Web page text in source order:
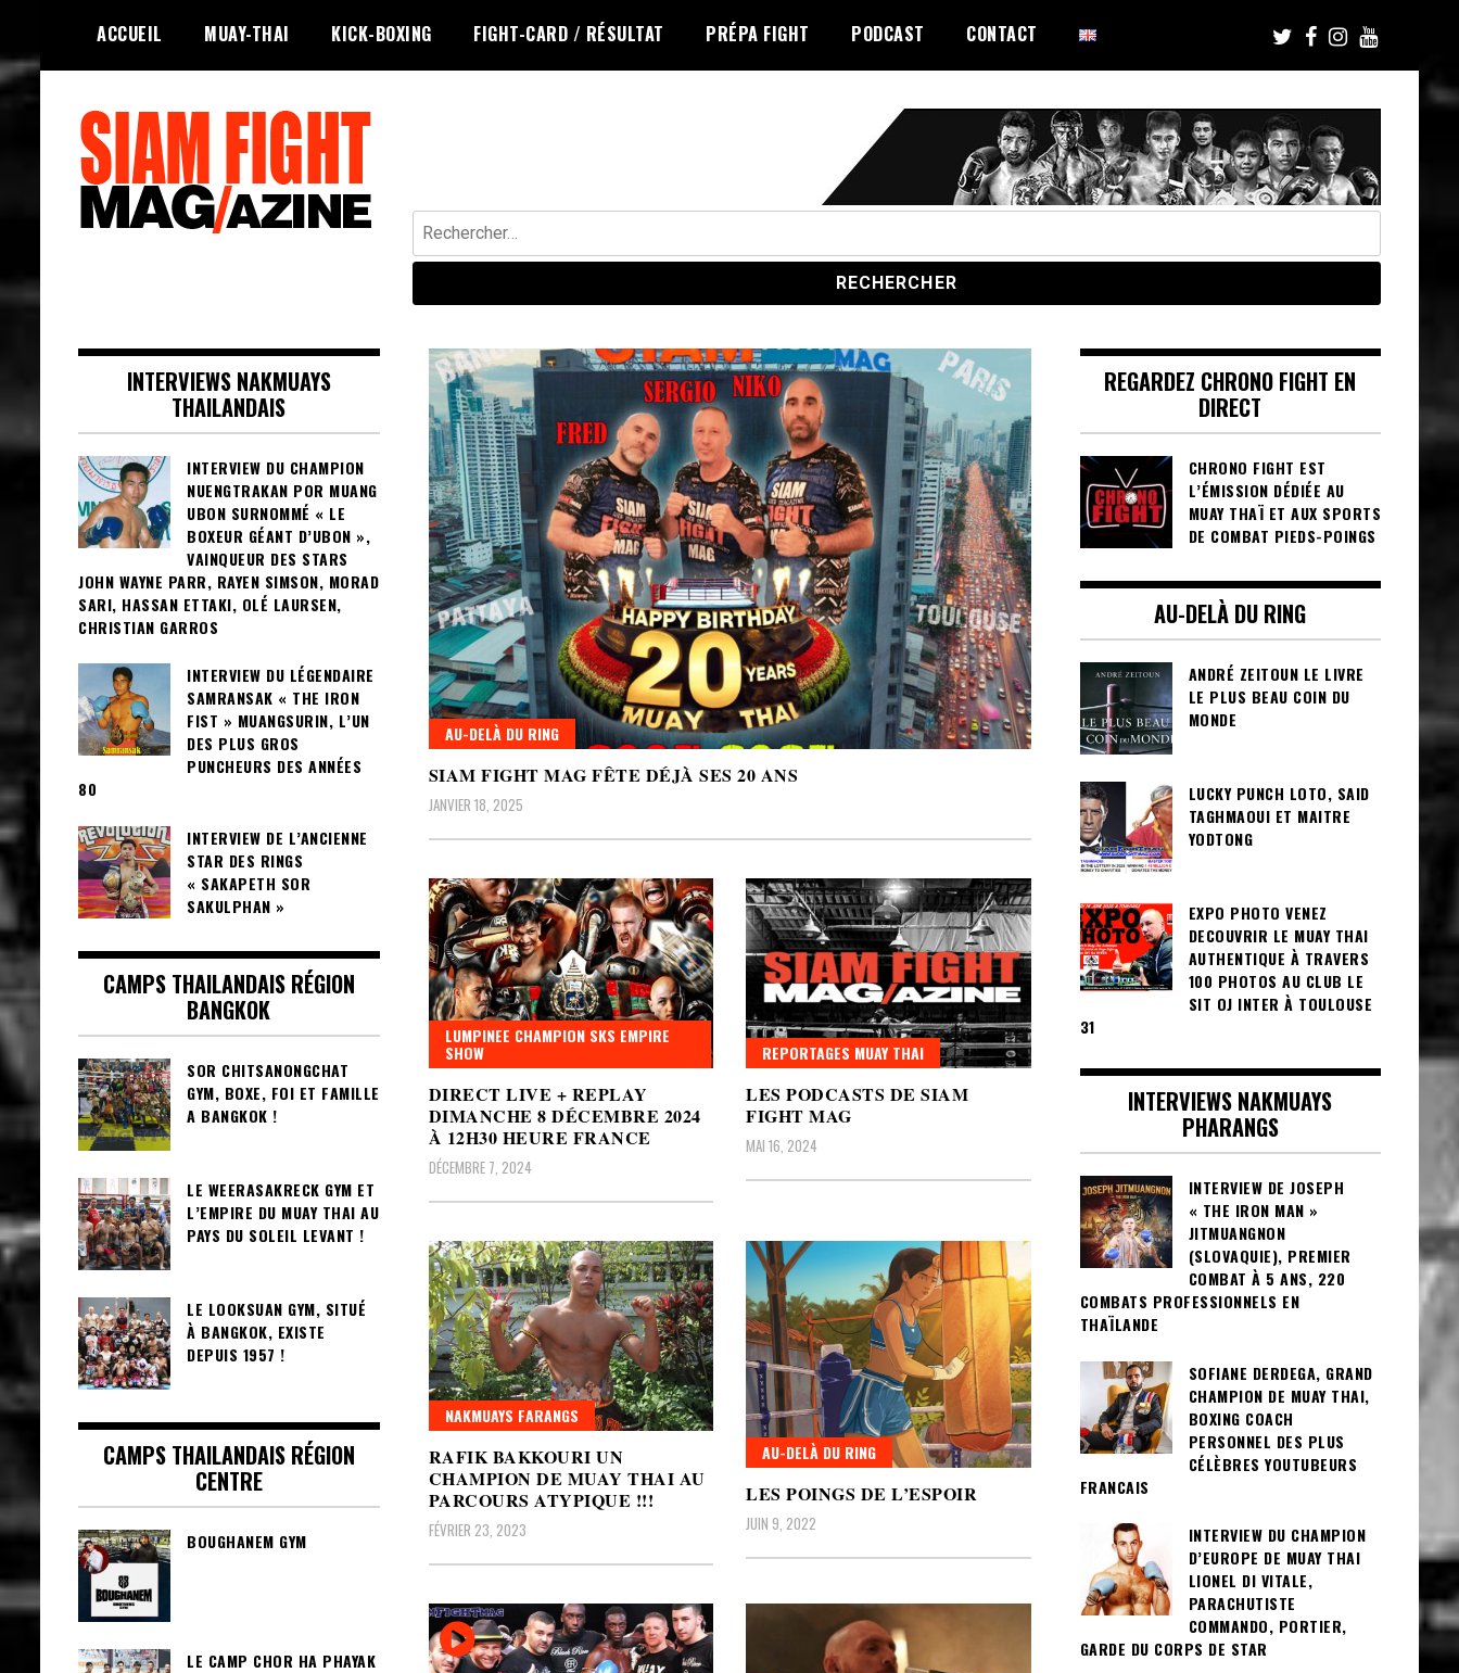
content
ACCUEIL MUAY-THAI KICK-BOXING FIGHT-CARD / RÉSULTAT PRÉPA FIGHT PODCAST CONTACT
Rechercher :
AU-DELÀ DU RING
SIAM FIGHT MAG FÊTE DÉJÀ SES 20 ANS
JANVIER 18, 2025
LUMPINEE CHAMPION SKS EMPIRE
SHOW
DIRECT LIVE + REPLAY
DIMANCHE 8 DÉCEMBRE 2024
À 12H30 HEURE FRANCE
DÉCEMBRE 7, 2024
REPORTAGES MUAY THAI
LES PODCASTS DE SIAM
FIGHT MAG
MAI 16, 2024
NAKMUAYS FARANGS
RAFIK BAKKOURI UN
CHAMPION DE MUAY THAI AU
PARCOURS ATYPIQUE !!!
FÉVRIER 23, 2023
AU-DELÀ DU RING
LES POINGS DE L’ESPOIR
JUIN 9, 2022
INTERVIEWS NAKMUAYS
THAILANDAIS
INTERVIEW DU CHAMPION
NUENGTRAKAN POR MUANG
UBON SURNOMMÉ « LE
BOXEUR GÉANT D’UBON »,
VAINQUEUR DES STARS
JOHN WAYNE PARR, RAYEN SIMSON, MORAD
SARI, HASSAN ETTAKI, OLÉ LAURSEN,
CHRISTIAN GARROS
INTERVIEW DU LÉGENDAIRE
SAMRANSAK « THE IRON
FIST » MUANGSURIN, L’UN
DES PLUS GROS
PUNCHEURS DES ANNÉES
80
INTERVIEW DE L’ANCIENNE
STAR DES RINGS
« SAKAPETH SOR
SAKULPHAN »
CAMPS THAILANDAIS RÉGION
BANGKOK
SOR CHITSANONGCHAT
GYM, BOXE, FOI ET FAMILLE
A BANGKOK !
LE WEERASAKRECK GYM ET
L’EMPIRE DU MUAY THAI AU
PAYS DU SOLEIL LEVANT !
LE LOOKSUAN GYM, SITUÉ
À BANGKOK, EXISTE
DEPUIS 1957 !
CAMPS THAILANDAIS RÉGION
CENTRE
BOUGHANEM GYM
LE CAMP CHOR HA PHAYAK
REGARDEZ CHRONO FIGHT EN
DIRECT
CHRONO FIGHT EST
L’ÉMISSION DÉDIÉE AU
MUAY THAÏ ET AUX SPORTS
DE COMBAT PIEDS-POINGS
AU-DELÀ DU RING
ANDRÉ ZEITOUN LE LIVRE
LE PLUS BEAU COIN DU
MONDE
LUCKY PUNCH LOTO, SAID
TAGHMAOUI ET MAITRE
YODTONG
EXPO PHOTO VENEZ
DECOUVRIR LE MUAY THAI
AUTHENTIQUE À TRAVERS
100 PHOTOS AU CLUB LE
SIT OJ INTER À TOULOUSE
31
INTERVIEWS NAKMUAYS
PHARANGS
INTERVIEW DE JOSEPH
« THE IRON MAN »
JITMUANGNON
(SLOVAQUIE), PREMIER
COMBAT À 5 ANS, 220
COMBATS PROFESSIONNELS EN
THAÏLANDE
SOFIANE DERDEGA, GRAND
CHAMPION DE MUAY THAI,
BOXING COACH
PERSONNEL DES PLUS
CÉLÈBRES YOUTUBEURS
FRANCAIS
INTERVIEW DU CHAMPION
D’EUROPE DE MUAY THAI
LIONEL DI VITALE,
PARACHUTISTE
COMMANDO, PORTIER,
GARDE DU CORPS DE STAR